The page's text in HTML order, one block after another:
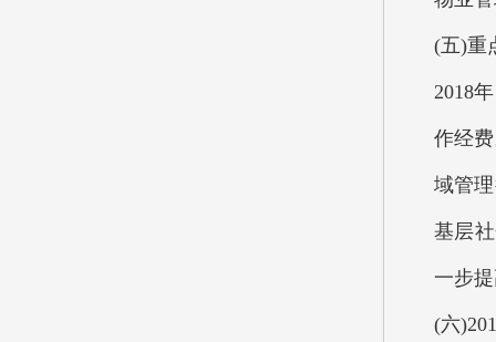
(五)重
2018
作经
域管
基层
一步
(六